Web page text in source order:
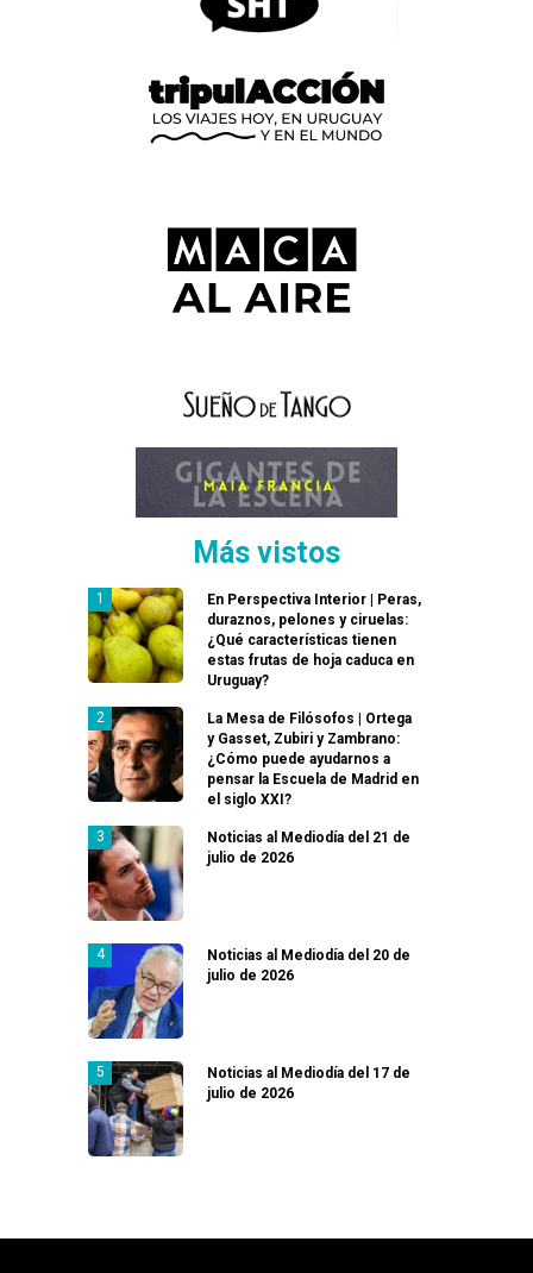
Más vistos
En Perspectiva Interior | Peras,
duraznos, pelones y ciruelas:
¿Qué características tienen
estas frutas de hoja caduca en
Uruguay?
La Mesa de Filósofos | Ortega
y Gasset, Zubiri y Zambrano:
¿Cómo puede ayudarnos a
pensar la Escuela de Madrid en
el siglo XXI?
Noticias al Mediodía del 21 de
julio de 2026
Noticias al Mediodía del 20 de
julio de 2026
Noticias al Mediodía del 17 de
julio de 2026